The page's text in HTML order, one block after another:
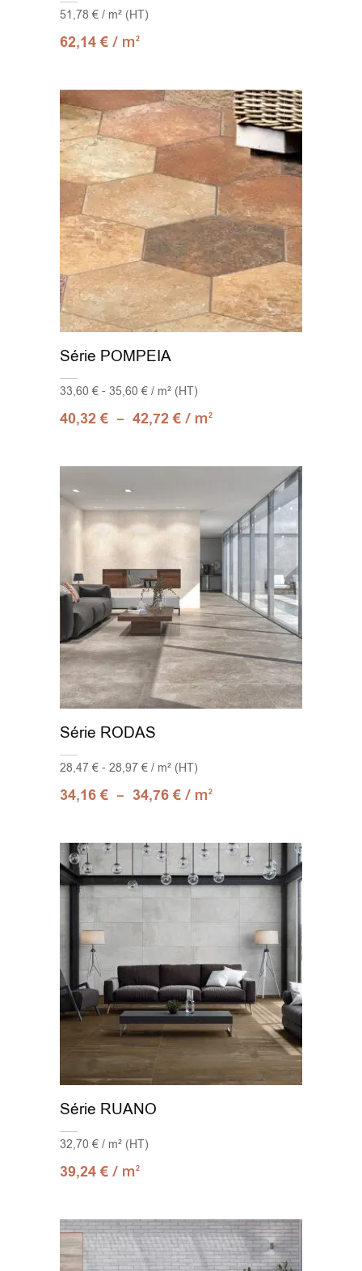
51,78 € / m² (HT)
62,14€ / m2
Série POMPEIA
33,60 € - 35,60 € / m² (HT)
40,32€ – 42,72€ / m2
Série RODAS
28,47 € - 28,97 € / m² (HT)
34,16€ – 34,76€ / m2
Série RUANO
32,70 € / m² (HT)
39,24€ / m2